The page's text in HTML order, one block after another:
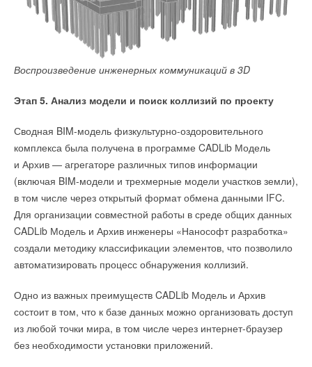
Воспроизведение инженерных коммуникаций в 3D
Этап 5. Анализ модели и поиск коллизий по проекту
Сводная BIM-модель физкультурно-оздоровительного
комплекса была получена в программе CADLib Модель
и Архив — агрегаторе различных типов информации
(включая BIM-модели и трехмерные модели участков земли),
в том числе через открытый формат обмена данными IFC.
Для организации совместной работы в среде общих данных
CADLib Модель и Архив инженеры «Нанософт разработка»
создали методику классификации элементов, что позволило
автоматизировать процесс обнаружения коллизий.
Одно из важных преимуществ CADLib Модель и Архив
состоит в том, что к базе данных можно организовать доступ
из любой точки мира, в том числе через интернет-браузер
без необходимости установки приложений.